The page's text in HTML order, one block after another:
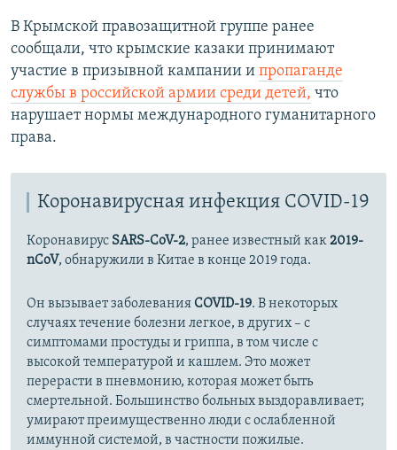
В Крымской правозащитной группе ранее
сообщали, что крымские казаки принимают
участие в призывной кампании и пропаганде
службы в российской армии среди детей, что
нарушает нормы международного гуманитарного
права.
Коронавирусная инфекция COVID-19
Коронавирус SARS-CoV-2, ранее известный как2019-
nCoV, обнаружили в Китае в конце 2019 года.
Он вызывает заболеванияCOVID-19. В некоторых
случаях течение болезни легкое, в других – с
симптомами простуды и гриппа, в том числе с
высокой температурой и кашлем. Это может
перерасти в пневмонию, которая может быть
смертельной. Большинство больных выздоравливает;
умирают преимущественно люди с ослабленной
иммунной системой, в частности пожилые.